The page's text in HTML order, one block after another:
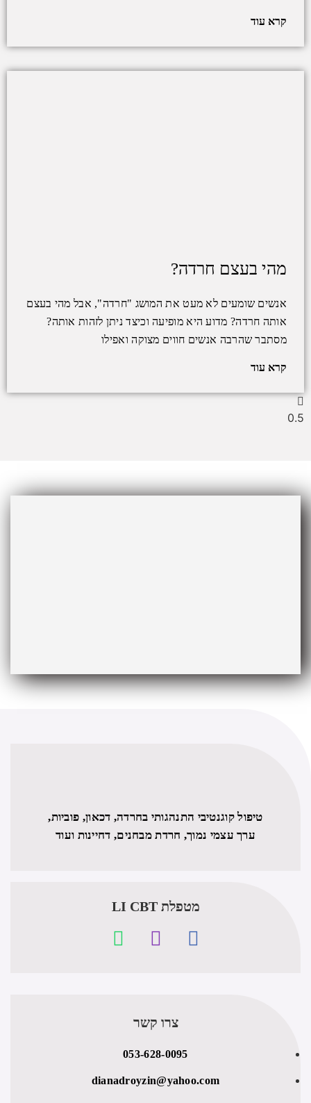
קרא עוד
מהי בעצם חרדה?
אנשים שומעים לא מעט את המושג "חרדה", אבל מהי בעצם
אותה חרדה? מדוע היא מופיעה וכיצד ניתן לזהות אותה?
מסתבר שהרבה אנשים חווים מצוקה ואפילו
קרא עוד
טיפול קוגנטיבי התנהגותי בחרדה, דכאון, פוביות,
ערך עצמי נמוך, חרדת מבחנים, דחיינות ועוד
מטפלת LI CBT​
צרו קשר
053-628-0095
dianadroyzin@yahoo.com